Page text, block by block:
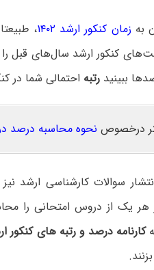
به زمان کنکور ارشد ۱۴۰۲
،
کنکور ارشد سال‌های قبل را
ببینید رتبه احتمالی شما در
درخصوص نحوه محاسبه درصد
سوالات کارشناسی ارشد نیز
یک از دروس امتحانی را
کارنامه درصد و رتبه های کنکور